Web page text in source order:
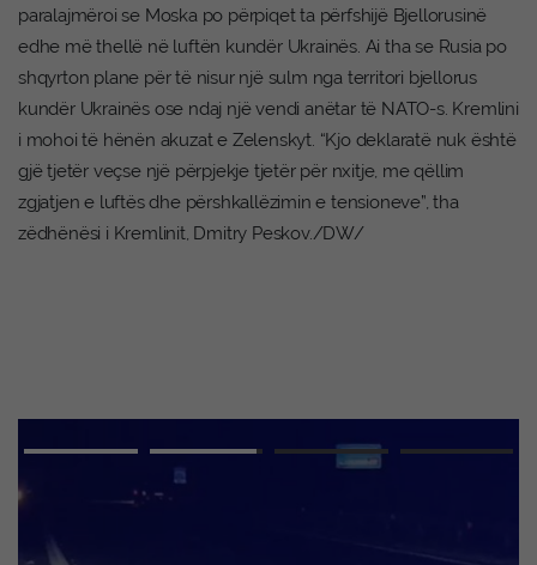
paralajmëroi se Moska po përpiqet ta përfshijë Bjellorusinë
edhe më thellë në luftën kundër Ukrainës. Ai tha se Rusia po
shqyrton plane për të nisur një sulm nga territori bjellorus
kundër Ukrainës ose ndaj një vendi anëtar të NATO-s. Kremlini
i mohoi të hënën akuzat e Zelenskyt. “Kjo deklaratë nuk është
gjë tjetër veçse një përpjekje tjetër për nxitje, me qëllim
zgjatjen e luftës dhe përshkallëzimin e tensioneve”, tha
zëdhënësi i Kremlinit, Dmitry Peskov./DW/
Advertisement